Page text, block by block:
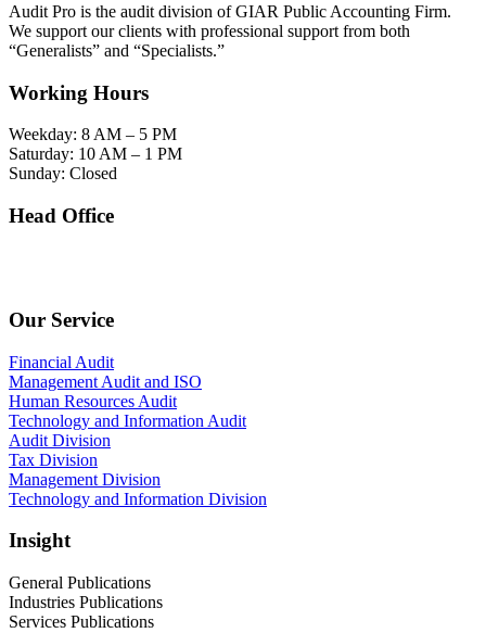
Audit Pro is the audit division of GIAR Public Accounting Firm.
We support our clients with professional support from both
“Generalists” and “Specialists.”
Working Hours
Weekday: 8 AM – 5 PM
Saturday: 10 AM – 1 PM
Sunday: Closed
Head Office
Our Service
Financial Audit
Management Audit and ISO
Human Resources Audit
Technology and Information Audit
Audit Division
Tax Division
Management Division
Technology and Information Division
Insight
General Publications
Industries Publications
Services Publications